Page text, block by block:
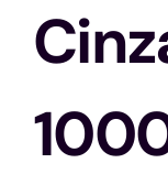
Altura
Óculos